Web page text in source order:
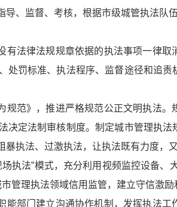
、监督、考核，根据市级城管执法队
有法律法规规章依据的执法事项一律
处罚标准、执法程序、监督途径和追
规范》 ，推进严格规范公正文明执法
定法制审核制度。制定城市管理执
执法、过激执法，让执法既有力度，
执法”模式，充分利用视频监控设备
管理执法领域信用监管，建立守信激励
部门建立沟通协作机制，发挥执法